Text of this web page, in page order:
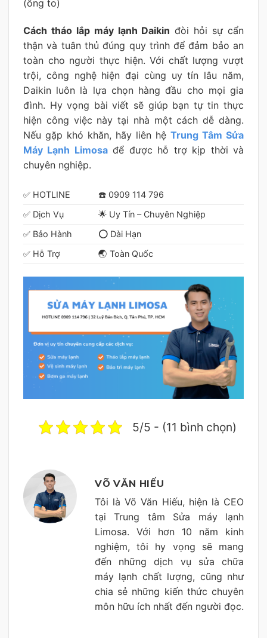
(ống to)
Cách tháo lắp máy lạnh Daikin đòi hỏi sự cẩn
thận và tuân thủ đúng quy trình để đảm bảo an
toàn cho người thực hiện. Với chất lượng vượt
trội, công nghệ hiện đại cùng uy tín lâu năm,
Daikin luôn là lựa chọn hàng đầu cho mọi gia
đình. Hy vọng bài viết sẽ giúp bạn tự tin thực
hiện công việc này tại nhà một cách dễ dàng.
Nếu gặp khó khăn, hãy liên hệ Trung Tâm Sửa
Máy Lạnh Limosađể được hỗ trợ kịp thời và
chuyên nghiệp.
✅ HOTLINE
☎️ 0909 114 796
✅ Dịch Vụ
🌟 Uy Tín – Chuyên Nghiệp
✅ Bảo Hành
⭕ Dài Hạn
✅ Hỗ Trợ
🌏 Toàn Quốc
5/5 - (11 bình chọn)
VÕ VĂN HIẾU
Tôi là Võ Văn Hiếu, hiện là CEO
tại Trung tâm Sửa máy lạnh
Limosa. Với hơn 10 năm kinh
nghiệm, tôi hy vọng sẽ mang
đến những dịch vụ sửa chữa
máy lạnh chất lượng, cũng như
chia sẻ những kiến thức chuyên
môn hữu ích nhất đến người đọc.